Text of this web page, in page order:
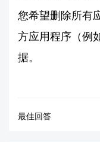
您希望删除所有
方应用程序（例
据。
最佳回答